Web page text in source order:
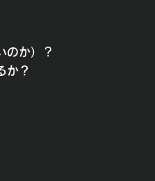
のか）？
か？